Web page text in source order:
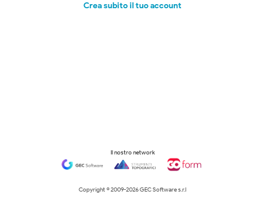
Crea subito il tuo account
Copyright © 2009-2026 GEC Software s.r.l
Il nostro network